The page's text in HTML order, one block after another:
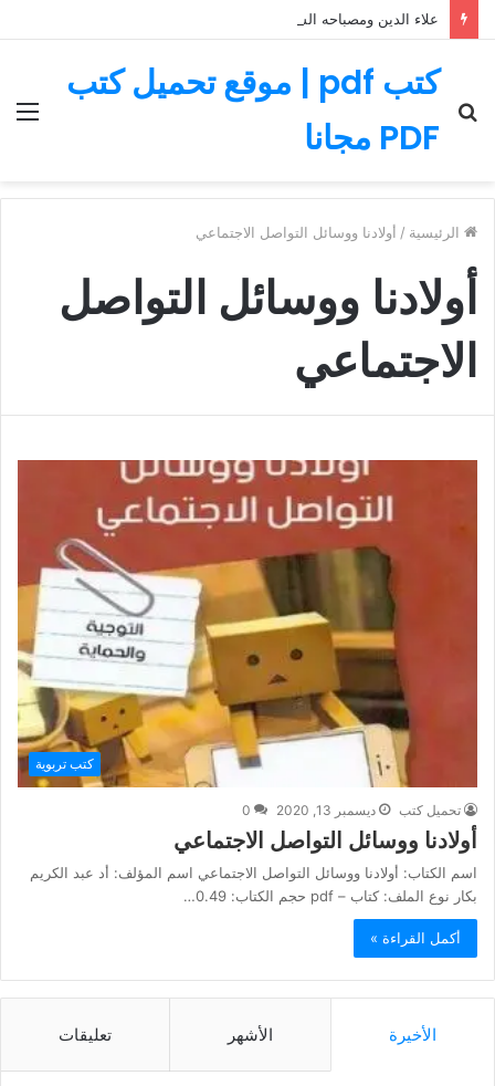
علاء الدين ومصباحه السحري – قصة رائعة مليئة بالمغامرات
كتب pdf | موقع تحميل كتب
PDF مجاناعن
الرئيسية / أولادنا ووسائل التواصل الاجتماعي
أولادنا ووسائل التواصل
الاجتماعي
كتب تربوية
تحميل كتب ديسمبر 13, 2020 0
أولادنا ووسائل التواصل الاجتماعي
اسم الكتاب: أولادنا ووسائل التواصل الاجتماعي اسم المؤلف: أد عبد الكريم
بكار نوع الملف: كتاب – pdf حجم الكتاب: 0.49…
أكمل القراءة »
الأخيرة الأشهر تعليقات